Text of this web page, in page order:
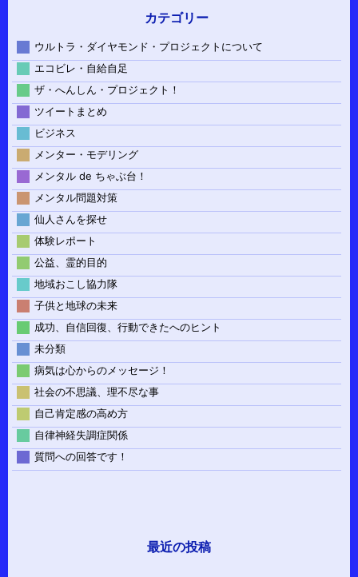
カテゴリー
ウルトラ・ダイヤモンド・プロジェクトについて
エコビレ・自給自足
ザ・へんしん・プロジェクト！
ツイートまとめ
ビジネス
メンター・モデリング
メンタル de ちゃぶ台！
メンタル問題対策
仙人さんを探せ
体験レポート
公益、霊的目的
地域おこし協力隊
子供と地球の未来
成功、自信回復、行動できたへのヒント
未分類
病気は心からのメッセージ！
社会の不思議、理不尽な事
自己肯定感の高め方
自律神経失調症関係
質問への回答です！
最近の投稿